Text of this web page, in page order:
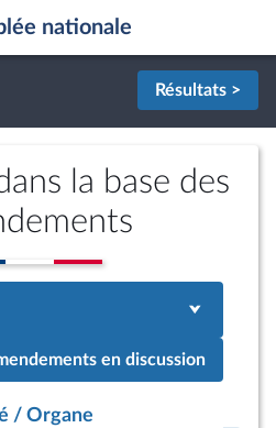
nationale
Résultats >
la base des
en discussion
/ Organe